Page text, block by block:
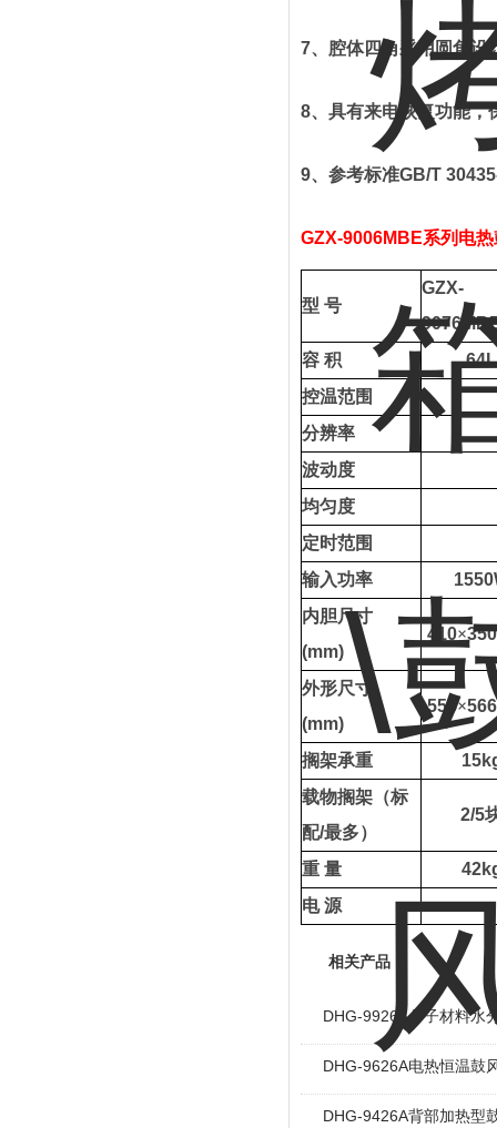
7、 腔体四角采用圆角设
8、 具有来电恢复功能，
9、 参考标准GB/T
GZX-9006MBE系列 电
型 号
GZX-
容 积
64L
控温范围
分辨率
波动度
均匀度
定时范围
输入功率
内胆尺寸
(mm)
410×350
外形尺寸
(mm)
555×566
搁架承重
载物搁架（标
配/最多）
2/5
重 量
电 源
相关产品
DHG-9926A分子材料水
DHG-9626A电热恒温鼓
DHG-9426A背部加热型